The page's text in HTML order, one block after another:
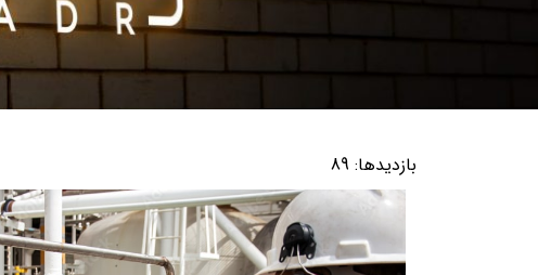
بازدیدها: 89